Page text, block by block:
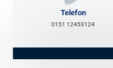
Telefon
0151 12453124